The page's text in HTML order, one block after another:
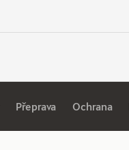
Přeprava Ochrana